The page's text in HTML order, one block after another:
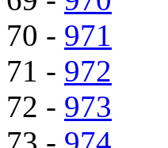
70 - 971
71 - 972
72 - 973